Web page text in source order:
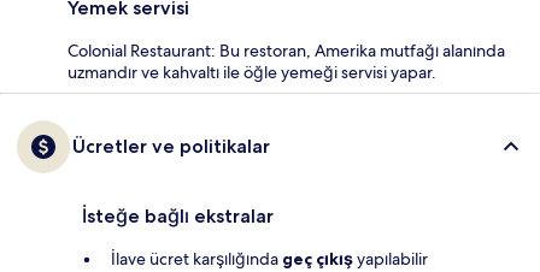
Yemek servisi
Colonial Restaurant: Bu restoran, Amerika mutfağı alanında
uzmandır ve kahvaltı ile öğle yemeği servisi yapar.
Ücretler ve politikalar
İsteğe bağlı ekstralar
İlave ücret karşılığında geç çıkışyapılabilir